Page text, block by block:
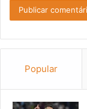
Popular